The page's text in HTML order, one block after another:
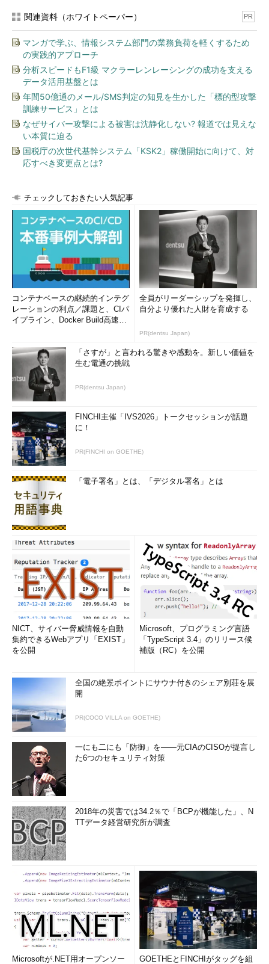
します。このプログラムに適切な入力値チェックが実装されてい
い、ユーザーのWebブラウザ上で実行されてしまいます。この結
となるため、フィッシング詐欺
”などの犯罪に利用
されます。
＠IT：クロスサイトスクリプティング対策の基本 v
iakwout
一般的にデータベース中の特殊記号や、ユーザーからの入力内
容をそのまま表示すると、XSSの脆弱性の原因となります。
対策としては、特殊文字の エスケープや入力データチェックな
どが必要です。
編集部注：
もご参考にしていただければと思います
Strutsで作るセキュアWebアプリケー
ション（1）
きに、セキュリティで注意すべき点は？ 代表
的なカスタムタグを分析する
「
サーブレットコンテナが抱える問題を
認識する
Strutsで作るセキュアWebアプリケーション
（2）
エラーページの出力が原因となって
XSSが引き起こされる可能性がある。サーブレ
ットコンテナに依存しない解決法とは？
「Security&Trust」フォーラム
2006/4/27
基本
前編 クロスサイトスクリプティング脆弱性と
は？
中編 XSS脆弱性により起こる被害とその対策
グ（無害化）
Webアプリケーションに存在するセキュリティ
ホールが問題となっており、その代表格
「XSS」の仕組みを解説しよう
「
Security&Trust 」フォーラム
Webアプリケーションに潜むセキュリティホ
ール（12）Webアプリケーションファイア
ウォールの「mod_security」を運用する。ま
ずはXSS対策を施してみよう……
「Security&Trust」フォーラム
2004/9/16
XSSは知ってても、それだけじゃ困り
関連資料（ホワイトペーパー） PR
マンガで学ぶ、情報システム部門の業務負荷を軽くするため
の実践的アプローチ
分析スピードもF1級 マクラーレンレーシングの成功を支える
データ活用基盤とは
年間50億通のメール/SMS判定の知見を生かした「標的型攻撃
訓練サービス」とは
なぜサイバー攻撃による被害は沈静化しない? 報道では見えな
い本質に迫る
国税庁の次世代基幹システム「KSK2」稼働開始に向けて、対
応すべき変更点とは?
チェックしておきたい人気記事
コンテナベースの継続的インテグ
レーションの利点／課題と、CIパ
イプライン、Docker Build高速化
全員がリーダーシップを発揮し、
自分より優れた人財を育成する
PR(dentsu Japan)
「さすが」と言われる驚きや感動を。新しい価値を
生む電通の挑戦
PR(dentsu Japan)
FINCHI主催「IVS2026」トークセッションが話題
に！
PR(FINCHI on GOETHE)
「電子署名」とは、「デジタル署名」とは
NICT、サイバー脅威情報を自動
集約できるWebアプリ「EXIST」
を公開
Microsoft、プログラミング言語
「TypeScript 3.4」のリリース候
補版（RC）を公開
全国の絶景ポイントにサウナ付きのシェア別荘を展
開
PR(COCO VILLA on GOETHE)
一にも二にも「防御」を――元CIAのCISOが提言し
た6つのセキュリティ対策
2018年の災害では34.2％で「BCPが機能した」、N
TTデータ経営研究所が調査
Microsoftが.NET用オープンソー
GOETHEとFINCHIがタッグを組